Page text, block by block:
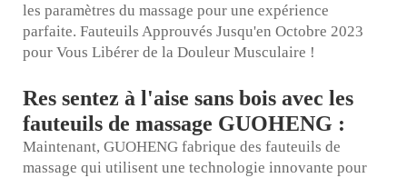
les paramètres du massage pour une expérience
parfaite. Fauteuils Approuvés Jusqu'en Octobre 2023
pour Vous Libérer de la Douleur Musculaire !
Res sentez à l'aise sans bois avec les
fauteuils de massage GUOHENG :
Maintenant, GUOHENG fabrique des fauteuils de
massage qui utilisent une technologie innovante pour